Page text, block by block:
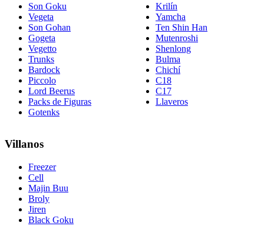
Son Goku
Vegeta
Son Gohan
Gogeta
Vegetto
Trunks
Bardock
Piccolo
Lord Beerus
Packs de Figuras
Gotenks
Krilín
Yamcha
Ten Shin Han
Mutenroshi
Shenlong
Bulma
Chichí
C18
C17
Llaveros
Villanos
Freezer
Cell
Majin Buu
Broly
Jiren
Black Goku